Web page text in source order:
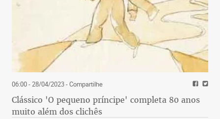
06:00 - 28/04/2023- Compartilhe
Clássico 'O pequeno príncipe' completa 80 anos
muito além dos clichês